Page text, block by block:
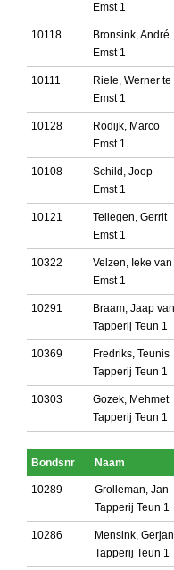
Emst 1
10118
Bronsink, André
Emst 1
10111
Riele, Werner te
Emst 1
10128
Rodijk, Marco
Emst 1
10108
Schild, Joop
Emst 1
10121
Tellegen, Gerrit
Emst 1
10322
Velzen, Ieke van
Emst 1
10291
Braam, Jaap van
Tapperij Teun 1
10369
Fredriks, Teunis
Tapperij Teun 1
10303
Gozek, Mehmet
Tapperij Teun 1
Bondsnr Naam
10289
Grolleman, Jan
Tapperij Teun 1
10286
Mensink, Gerjan
Tapperij Teun 1